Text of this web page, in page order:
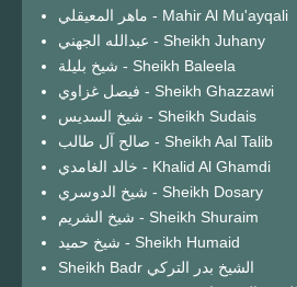
ماهر المعيقلي - Mahir Al Mu'ayqali
عبدالله الجهني - Sheikh Juhany
شيخ بليلة - Sheikh Baleela
فيصل غزاوي - Sheikh Ghazzawi
شيخ السديس - Sheikh Sudais
صالح آل طالب - Sheikh Aal Talib
خالد الغامدي - Khalid Al Ghamdi
شيخ الدوسري - Sheikh Dosary
شيخ الشريم - Sheikh Shuraim
شيخ حميد - Sheikh Humaid
Sheikh Badr الشيخ بدر التركي